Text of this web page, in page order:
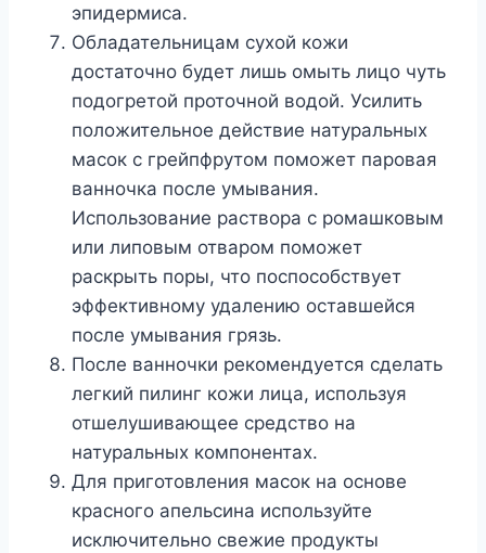
эпидермиса.
Обладательницам сухой кожи
достаточно будет лишь омыть лицо чуть
подогретой проточной водой. Усилить
положительное действие натуральных
масок с грейпфрутом поможет паровая
ванночка после умывания.
Использование раствора с ромашковым
или липовым отваром поможет
раскрыть поры, что поспособствует
эффективному удалению оставшейся
после умывания грязь.
После ванночки рекомендуется сделать
легкий пилинг кожи лица, используя
отшелушивающее средство на
натуральных компонентах.
Для приготовления масок на основе
красного апельсина используйте
исключительно свежие продукты